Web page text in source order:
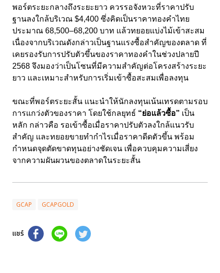
พอร์ตระยะกลางถึงระยะยาว ควรรอจังหวะที่ราคาปรับ
ฐานลงใกล้บริเวณ $4,400 ซึ่งคิดเป็นราคาทองคำไทย
ประมาณ 68,500–68,200 บาท แล้วทยอยแบ่งไม้เข้าสะสม
เนื่องจากบริเวณดังกล่าวเป็นฐานแรงซื้อสำคัญของตลาด ที่
เคยรองรับการปรับตัวขึ้นของราคาทองคำในช่วงปลายปี
2568 จึงมองว่าเป็นโซนที่มีความสำคัญต่อโครงสร้างระยะ
ยาว และเหมาะสำหรับการเริ่มเข้าซื้อสะสมเพื่อลงทุน
ขณะที่พอร์ตระยะสั้น แนะนำให้นักลงทุนเน้นเทรดตามรอบ
การแกว่งตัวของราคา โดยใช้กลยุทธ์ “ย่อแล้วซื้อ” เป็น
หลัก กล่าวคือ รอเข้าซื้อเมื่อราคาปรับตัวลงใกล้แนวรับ
สำคัญ และทยอยขายทำกำไรเมื่อราคาดีดตัวขึ้น พร้อม
กำหนดจุดตัดขาดทุนอย่างชัดเจน เพื่อควบคุมความเสี่ยง
จากความผันผวนของตลาดในระยะสั้น
GCAP GCAPGOLD
แชร์